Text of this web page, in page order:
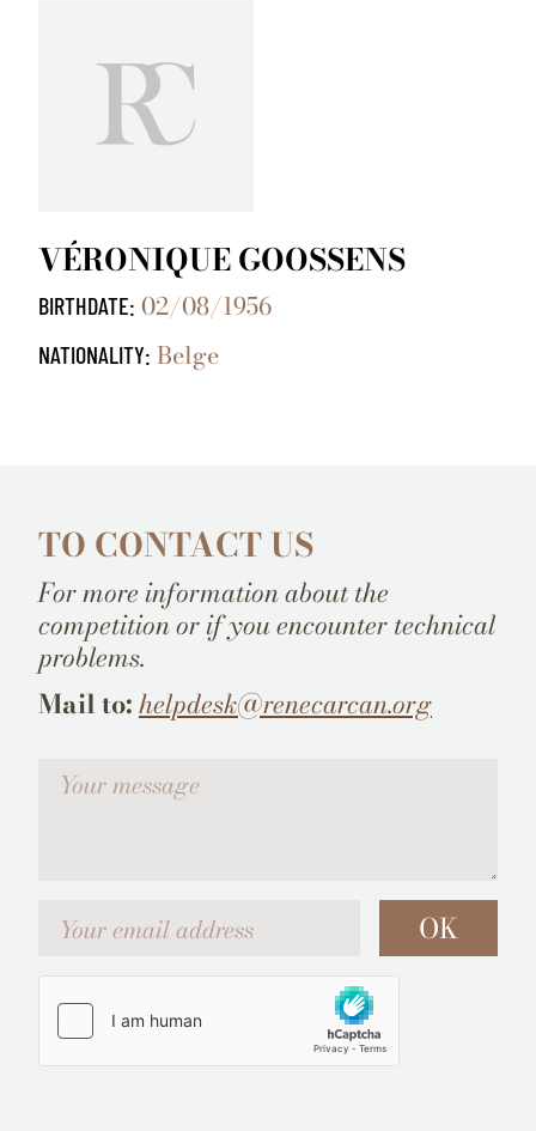
VÉRONIQUE GOOSSENS
BIRTHDATE: 02/08/1956
NATIONALITY: Belge
TO CONTACT US
For more information about the
competition or if you encounter technical
problems.
Mail to:helpdesk@renecarcan.org
Votre message
OK